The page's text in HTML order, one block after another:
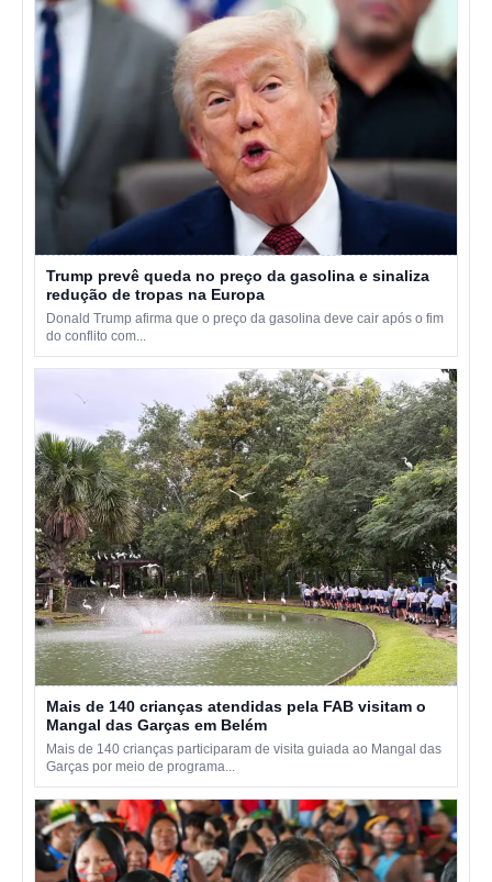
Trump prevê queda no preço da gasolina e sinaliza
redução de tropas na Europa
Donald Trump afirma que o preço da gasolina deve cair após o fim
do conflito com...
Mais de 140 crianças atendidas pela FAB visitam o
Mangal das Garças em Belém
Mais de 140 crianças participaram de visita guiada ao Mangal das
Garças por meio de programa...